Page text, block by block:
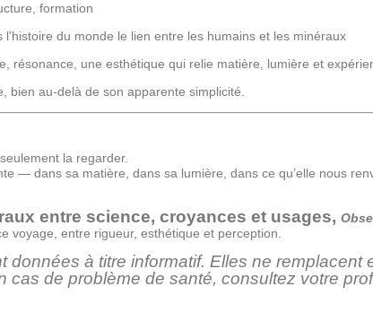
formation
l'histoire du monde le lien entre les humains et les minéraux
résonance, une esthétique qui relie matière, lumière et
bien au-delà de son apparente simplicité.
la regarder.
— dans sa matière, dans sa lumière, dans ce qu’elle nous
entre science, croyances et usages,
voyage, entre rigueur, esthétique et perception.
données à titre informatif. Elles ne remplacent
cas de problème de santé, consultez votre